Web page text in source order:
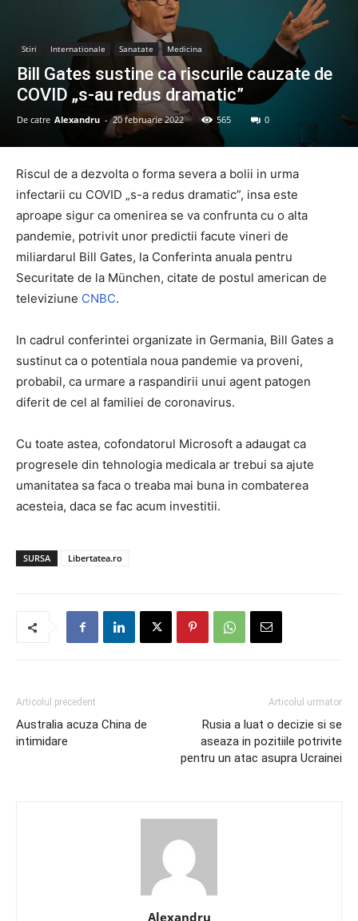
Stiri Internationale Sanatate Medicina
Bill Gates sustine ca riscurile cauzate de
COVID „s-au redus dramatic”
De catre Alexandru - 20 februarie 2022 565 0
Riscul de a dezvolta o forma severa a bolii in urma
infectarii cu COVID „s-a redus dramatic”, insa este
aproape sigur ca omenirea se va confrunta cu o alta
pandemie, potrivit unor predictii facute vineri de
miliardarul Bill Gates, la Conferinta anuala pentru
Securitate de la München, citate de postul american de
televiziune CNBC.
In cadrul conferintei organizate in Germania, Bill Gates a
sustinut ca o potentiala noua pandemie va proveni,
probabil, ca urmare a raspandirii unui agent patogen
diferit de cel al familiei de coronavirus.
Cu toate astea, cofondatorul Microsoft a adaugat ca
progresele din tehnologia medicala ar trebui sa ajute
umanitatea sa faca o treaba mai buna in combaterea
acesteia, daca se fac acum investitii.
SURSA Libertatea.ro
Articolul precedent
Australia acuza China de
intimidare
Articolul urmator
Rusia a luat o decizie si se
aseaza in pozitiile potrivite
pentru un atac asupra Ucrainei
Alexandru